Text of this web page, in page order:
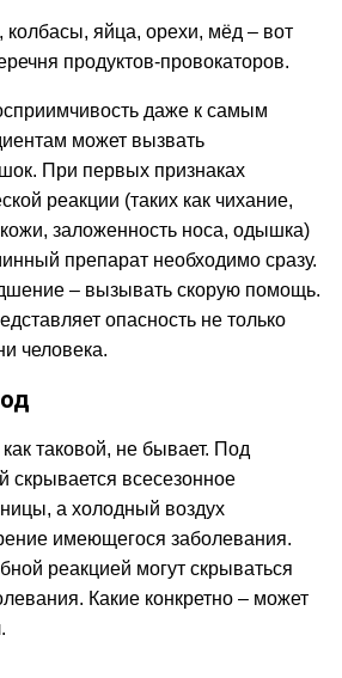
яйца, орехи, мёд – вот
продуктов-провокаторов.
даже к самым
может вызвать
При первых признаках
реакции (таких как чихание,
кожи, заложенность носа, одышка)
препарат необходимо сразу.
– вызывать скорую помощь.
опасность не только
человека.
таковой, не бывает. Под
скрывается всесезонное
а холодный воздух
имеющегося заболевания.
реакцией могут скрываться
Какие конкретно – может